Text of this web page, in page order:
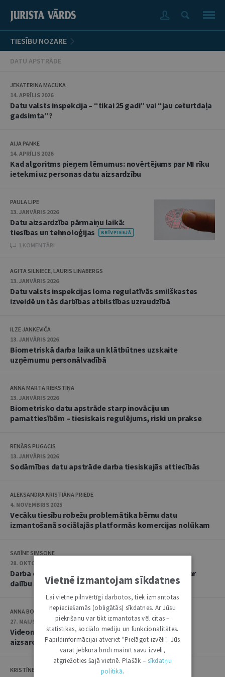
TIESĪBU NOZARE
DATU APSTRĀDE
JEKATERINA MACUKA
14. APRĪLIS 2026
Datu valsts inspekcija – “tikai 25 gadi” vai “jau ceturtdaļa
gadsimta”?
AIJA PANKE
14. APRĪLIS 2026
Kad algoritms pieņem lēmumus: novērtējums par MI rīku
ietekmi uz personas datu aizsardzību
PAULA LIPE
13. JANVĀRIS 2026
Datu aizsardzība pārmaiņu laikā:
tiesības un tehnoloģijas
1 KOMENTĀRI
AGITA SILNIECE, LAURIS LINABERGS
13. JANVĀRIS 2026
Datu valsts inspekcijas loma regulatīvās smilškastes
izveidē un tās darbības atbilstības uzraudzībā
ILZE JANKEVIČA
13. JANVĀRIS 2026
Biometriskā darba laika un klātbūtnes uzskaite
uzņēmumu personālvadībā
ANNA MARTA RIEKSTIŅA
13. JANVĀRIS 2026
Biometrisko datu apstrāde starp inovāciju un
pamattiesībām – tiesiskais regulējums, riski un prakse
RENĀRS PUGACIS
13. JANVĀRIS 2026
Sodāmības datu apstrāde darba tiesiskajās attiecībās
ALEKSANDRA KRISTIĀNA PRIEDE
4. NOVEMBRIS 2025
Vecāku tiesību robežu problemātika bērnu datu
izmantošanā sociālajās platformās komercijas nolūkam
SABĪNE SIMSONE
28. OKTOBRIS 2025
Darba devēja tiesības apstrādāt darbinieka datus par
dalību arodbiedrībā
ANNA BOGDANOVA, ALEKSANDRA ALEKSEJEVA
27. MAIJS 2025
Videonovērošana: praktiskas vadlīnijas un datu
aizsardzības perspektīva
KRISTĪNE ZUBKĀNE
Vietnē izmantojam sīkdatnes
Lai vietne pilnvērtīgi darbotos, tiek izmantotas
nepieciešamās (obligātās) sīkdatnes. Ar Jūsu
piekrišanu var tikt izmantotas vēl citas –
statistikas, sociālo mediju un funkcionalitātes.
Papildinformācijai atveriet "Pielāgot izvēli". Jūs
varat jebkurā brīdī mainīt savu izvēli,
atgriežoties šajā vietnē. Plašāk – sīkdatņu
politikā.